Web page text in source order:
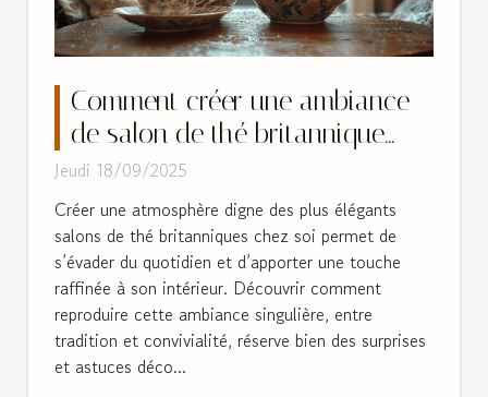
Comment créer une ambiance
de salon de thé britannique
chez soi ?
Jeudi 18/09/2025
Créer une atmosphère digne des plus élégants
salons de thé britanniques chez soi permet de
s’évader du quotidien et d’apporter une touche
raffinée à son intérieur. Découvrir comment
reproduire cette ambiance singulière, entre
tradition et convivialité, réserve bien des surprises
et astuces déco...